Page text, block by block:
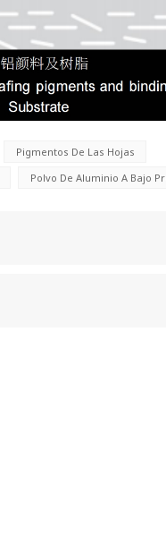
Pigmentos De Las Hojas
Polvo De Aluminio A Bajo